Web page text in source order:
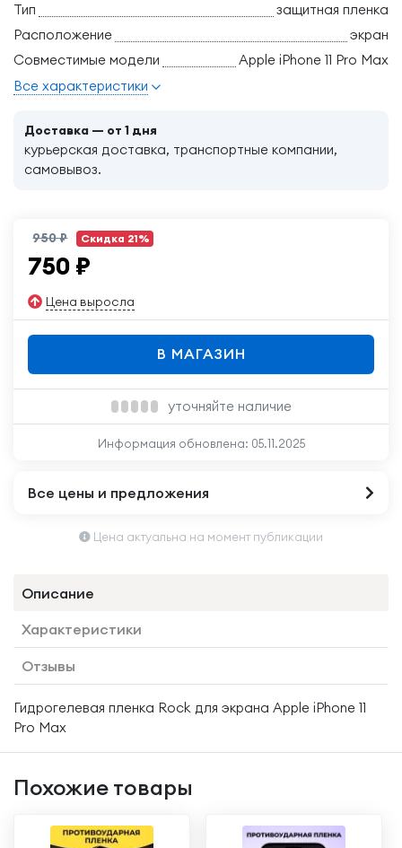
Тип
защитная пленка
Расположение
экран
Совместимые модели
Apple iPhone 11 Pro Max
Все характеристики
Доставка — от 1 дня
курьерская доставка, транспортные компании,
самовывоз.
950 ₽ Скидка 21%
750 ₽
Цена выросла
В МАГАЗИН
уточняйте наличие
Информация обновлена: 05.11.2025
Все цены и предложения
Цена актуальна на момент публикации
Описание
Характеристики
Отзывы
Гидрогелевая пленка Rock для экрана Apple iPhone 11
Pro Max
Похожие товары